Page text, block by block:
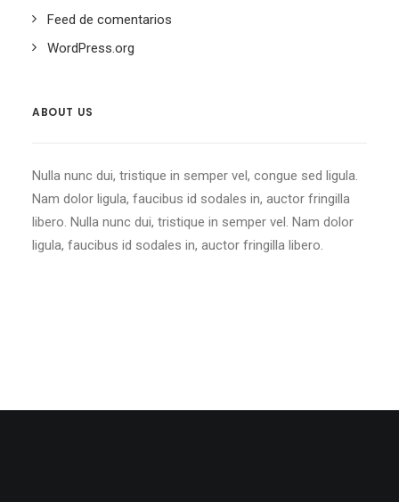
Feed de comentarios
WordPress.org
ABOUT US
Nulla nunc dui, tristique in semper vel, congue sed ligula.
Nam dolor ligula, faucibus id sodales in, auctor fringilla
libero. Nulla nunc dui, tristique in semper vel. Nam dolor
ligula, faucibus id sodales in, auctor fringilla libero.